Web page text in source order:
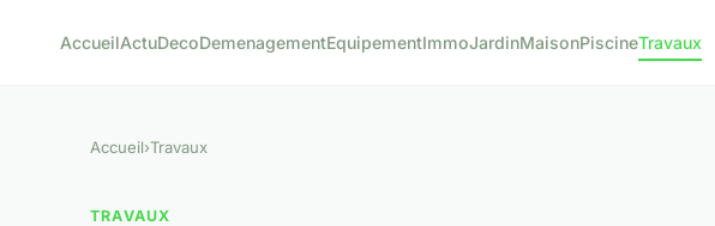
AccueilActuDecoDemenagementEquipementImmoJardinMaisonPiscineTravaux
Accueil›Travaux
TRAVAUX